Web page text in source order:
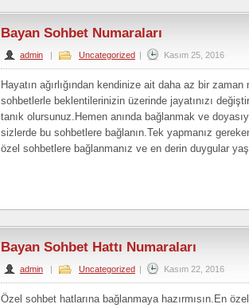
Bayan Sohbet Numaraları
admin | Uncategorized | Kasım 25, 2016
Hayatın ağırlığından kendinize ait daha az bir
sohbetlerle beklentilerinizin üzerinde jayatınızı
tanık olursunuz.Hemen anında bağlanmak ve
sizlerde bu sohbetlere bağlanın.Tek yapmanız
özel sohbetlere bağlanmanız ve en derin duygular
Bayan Sohbet Hattı Numaraları
admin | Uncategorized | Kasım 22, 2016
Özel sohbet hatlarına bağlanmaya hazırmısın.En